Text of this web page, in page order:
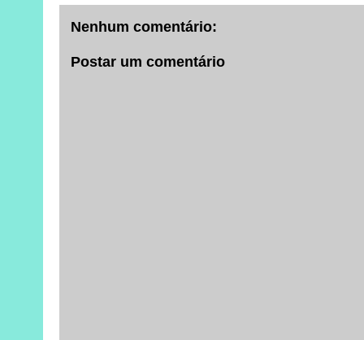
Nenhum comentário:
Postar um comentário